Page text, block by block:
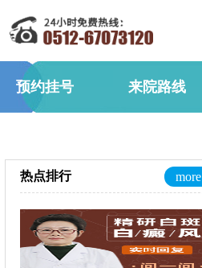
预约挂号 来院路线
热点排行 more